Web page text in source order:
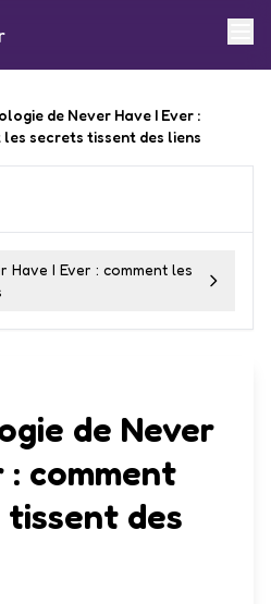
de Never Have I Ever :
les secrets tissent des liens
Have I Ever : comment les
de Never
: comment
des